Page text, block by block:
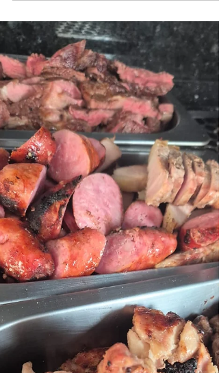
Qualidade e Sabor em
Transforme sua festa com um buffet de
SP que une praticidade e sabor
Citação: “Em São Paulo, churrasco bom